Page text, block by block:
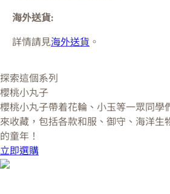
海外送貨:
詳情請見海外送貨 。
探索這個系列
櫻桃小丸子
櫻桃小丸子帶着花輪、小玉等一眾同學
來收藏，包括各款和服、御守、海洋生
的童年！
立即選購